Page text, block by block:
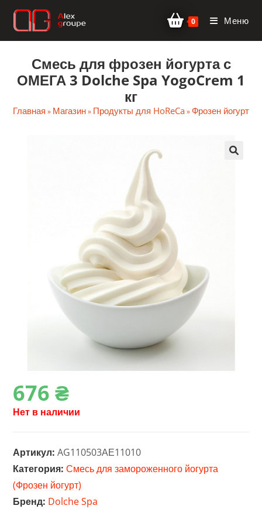
Перейти
0 Меню
Смесь для фрозен йогурта с
ОМЕГА 3 Dolche Spa YogoCrem 1
кг
Главная » Магазин» Продукты для HoReCa»Фрозен йогурт
676₴
Нет в наличии
Артикул:AG110503АЕ11010
Категория:Смесь для замороженного йогурта
(Фрозен йогурт)
Бренд: Dolche Spa